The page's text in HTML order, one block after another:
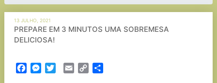
13 JULHO, 2021
PREPARE EM 3 MINUTOS UMA SOBREMESA
DELICIOSA!
FacebookMessenger
TwitterEmail Copy